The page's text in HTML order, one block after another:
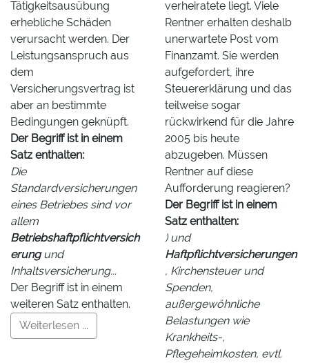
Tätigkeitsausübung
erhebliche Schäden
verursacht werden. Der
Leistungsanspruch aus
dem
Versicherungsvertrag ist
aber an bestimmte
Bedingungen geknüpft.
Der Begriff ist in einem
Satz enthalten:
Die
Standardversicherungen
eines Betriebes sind vor
allem
Betriebshaftpflichtversich
erungund
Inhaltsversicherung...
Der Begriff ist in einem
weiteren Satz enthalten.
Weiterlesen ...
verheiratete liegt. Viele
Rentner erhalten deshalb
unerwartete Post vom
Finanzamt. Sie werden
aufgefordert, ihre
Steuererklärung und das
teilweise sogar
rückwirkend für die Jahre
2005 bis heute
abzugeben. Müssen
Rentner auf diese
Aufforderung reagieren?
Der Begriff ist in einem
Satz enthalten:
) und
Haftpflichtversicherungen
, Kirchensteuer und
Spenden,
außergewöhnliche
Belastungen wie
Krankheits-,
Pflegeheimkosten, evtl.